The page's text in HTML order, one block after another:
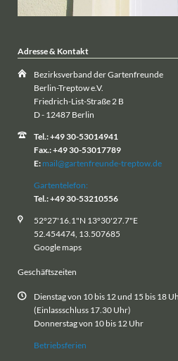
Adresse & Kontakt
Bezirksverband der Gartenfreunde
Berlin-Treptow e.V.
Friedrich-List-Straße 2 B
D - 12487 Berlin
Tel.: +49 30-53014941
Fax.: +49 30-53017789
E: mail@gartenfreunde-treptow.de
Gartentelefon:
Tel.: +49 30-53210556
52°27'16.1"N 13°30'27.7"E
52.454474, 13.507685
Google maps
Geschäftszeiten
Dienstag von 10 bis 12 und 15 bis 18
(Einlassschluss 17.30 Uhr)
Donnerstag von 10 bis 12 Uhr
Betriebsferien